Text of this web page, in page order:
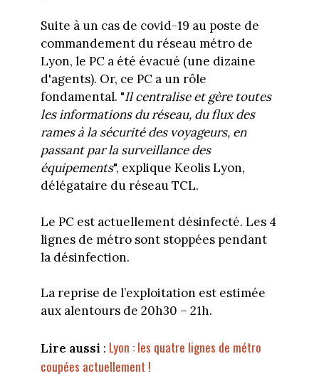
Suite à un cas de covid-19 au poste de
commandement du réseau métro de
Lyon, le PC a été évacué (une dizaine
d'agents). Or, ce PC a un rôle
fondamental. "Il centralise et gère toutes
les informations du réseau, du flux des
rames à la sécurité des voyageurs, en
passant par la surveillance des
équipements", explique Keolis Lyon,
délégataire du réseau TCL.
Le PC est actuellement désinfecté. Les 4
lignes de métro sont stoppées pendant
la désinfection.
La reprise de l’exploitation est estimée
aux alentours de 20h30 – 21h.
Lire aussi : Lyon : les quatre lignes de métro
coupées actuellement !